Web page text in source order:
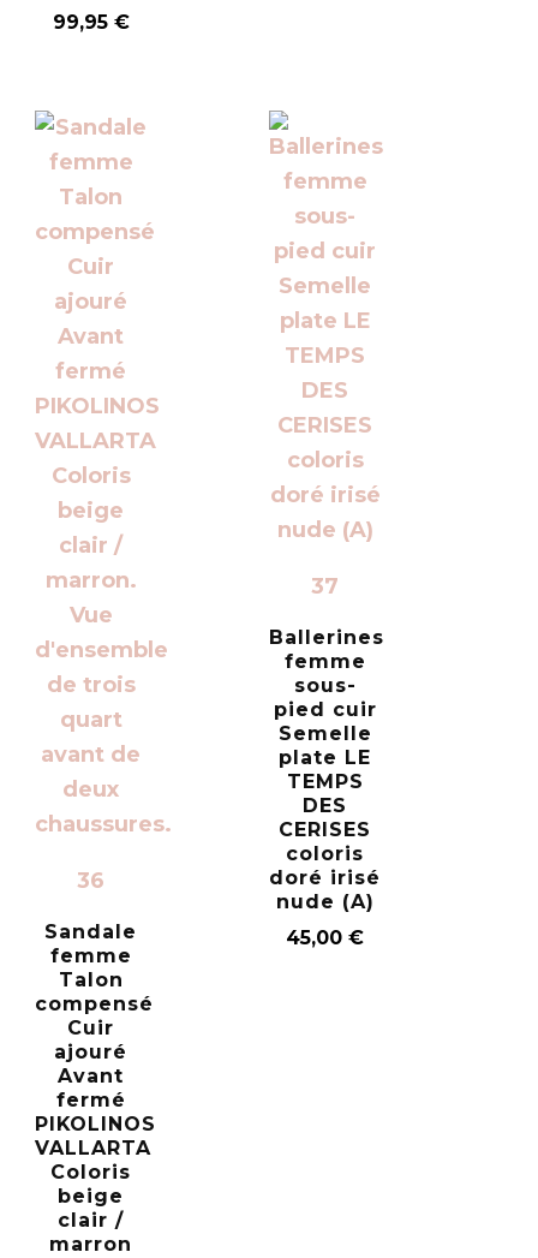
99,95 €
36
Sandale
femme
Talon
compensé
Cuir
ajouré
Avant
fermé
PIKOLINOS
VALLARTA
Coloris
beige
clair /
marron
37
Ballerines
femme
sous-
pied cuir
Semelle
plate LE
TEMPS
DES
CERISES
coloris
doré irisé
nude (A)
45,00€